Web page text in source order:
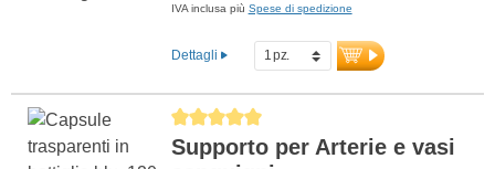
IVA inclusa più Spese di spedizione
Dettagli
Average rating of 5 out of 5 stars
Supporto per Arterie e vasi